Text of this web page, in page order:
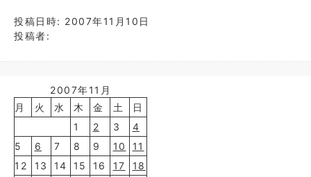
投稿日時: 2007年11月10日
投稿者:
2007年11月
月
火 水 木 金 土
日
1
2 3
4
5
6 7 8 9 10
11
12
13 14 15 16 17
18